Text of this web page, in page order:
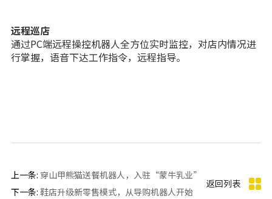
远程巡店
通过PC端远程操控机器人全方位实时监控，对店内情况进
行掌握，语音下达工作指令，远程指导。
上一条: 穿山甲熊猫送餐机器人，入驻“蒙牛乳业”
下一条: 鞋店升级新零售模式，从导购机器人开始
返回列表